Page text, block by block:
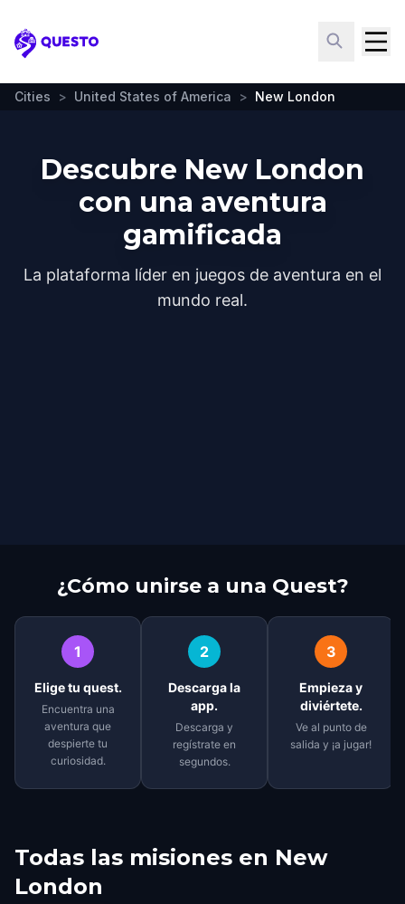
Questo
Cities > United States of America > New London
Descubre New London
con una aventura
gamificada
La plataforma líder en juegos de aventura en el
mundo real.
¿Cómo unirse a una Quest?
1
Elige tu quest.
Encuentra una
aventura que
despierte tu
curiosidad.
2
Descarga la
app.
Descarga y
regístrate en
segundos.
3
Empieza y
diviértete.
Ve al punto de
salida y ¡a jugar!
Todas las misiones en New
London